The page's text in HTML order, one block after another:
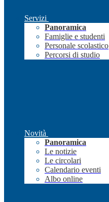
Servizi
Panoramica
Famiglie e studenti
Personale scolastico
Percorsi di studio
Novità
Panoramica
Le notizie
Le circolari
Calendario eventi
Albo online